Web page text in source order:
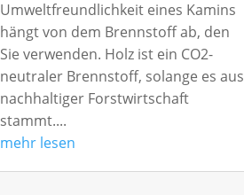
Umweltfreundlichkeit eines Kamins
hängt von dem Brennstoff ab, den
Sie verwenden. Holz ist ein CO2-
neutraler Brennstoff, solange es aus
nachhaltiger Forstwirtschaft
stammt....
mehr lesen